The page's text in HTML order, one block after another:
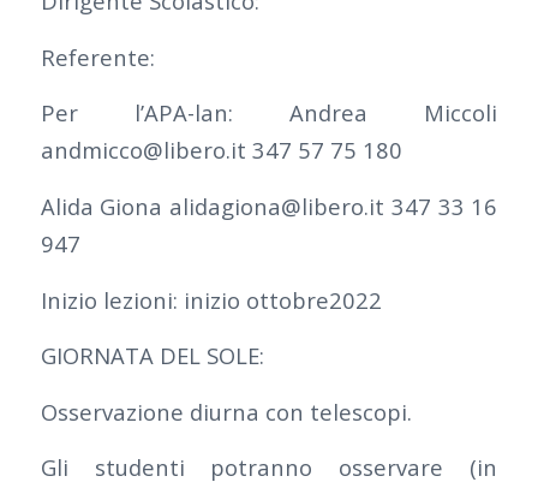
Referente:
Per l’APA-lan: Andrea Miccoli
andmicco@libero.it 347 57 75 180
Alida Giona alidagiona@libero.it 347 33 16
947
Inizio lezioni: inizio ottobre2022
GIORNATA DEL SOLE:
Osservazione diurna con telescopi.
Gli studenti potranno osservare (in